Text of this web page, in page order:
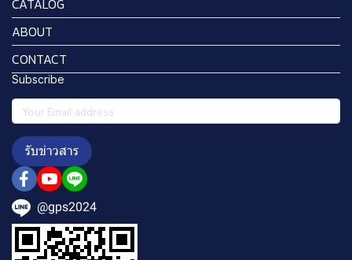
CATALOG
ABOUT
CONTACT
Subscribe
รับข่าวสาร
@gps2024